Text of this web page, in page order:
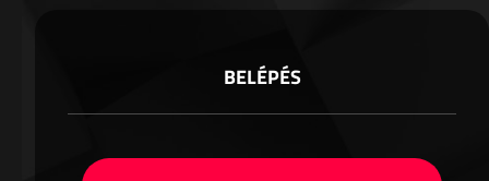
BELÉPÉS